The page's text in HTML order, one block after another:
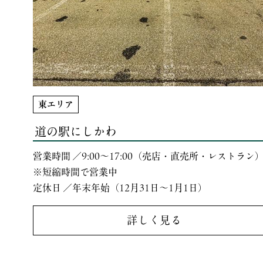
東エリア
道の駅にしかわ
営業時間 ／9:00～17:00（売店・直売所・レストラン
※短縮時間で営業中
定休日 ／年末年始（12月31日～1月1日）
詳しく見る